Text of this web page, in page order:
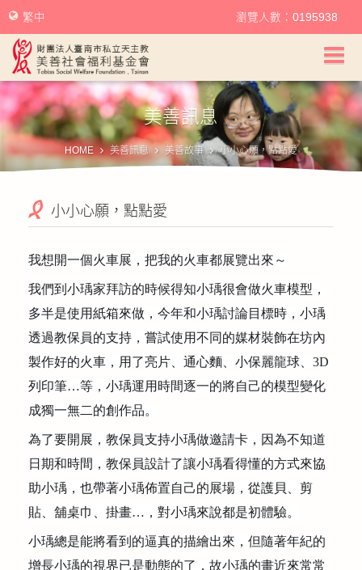
美善社會福利基金會首頁
關於美善
美善服務
美善訊息
幫助美善
我要捐款
捐款徵信
公益義賣
友善連結
網站地圖
繁中 瀏覽人數：0195938
美善訊息
HOME 美善訊息 美善故事 小小心願，點點愛
小小心願，點點愛
我想開一個火車展，把我的火車都展覽出來～
我們到小瑀家拜訪的時候得知小瑀很會做火車模型，
多半是使用紙箱來做，今年和小瑀討論目標時，小瑀
透過教保員的支持，嘗試使用不同的媒材裝飾在坊內
製作好的火車，用了亮片、通心麵、小保麗龍球、 3D
列印筆…等，小瑀運用時間逐一的將自己的模型變化
成獨一無二的創作品。
為了要開展，教保員支持小瑀做邀請卡，因為不知道
日期和時間，教保員設計了讓小瑀看得懂的方式來協
助小瑀，也帶著小瑀佈置自己的展場，從護貝、剪
貼、舖桌巾、掛畫… ，對小瑀來說都是初體驗。
小瑀總是能將看到的逼真的描繪出來，但隨著年紀的
增長小瑀的視界已是動態的了，故小瑀的畫近來常常